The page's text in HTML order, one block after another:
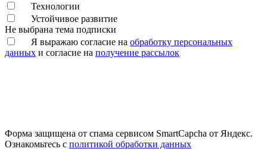
Технологии
Устойчивое развитие
Не выбрана тема подписки
Я выражаю согласие на обработку персональных
данных и согласие на получение рассылок
Форма защищена от спама сервисом SmartCapcha от Яндекс.
Ознакомьтесь с политикой обработки данных